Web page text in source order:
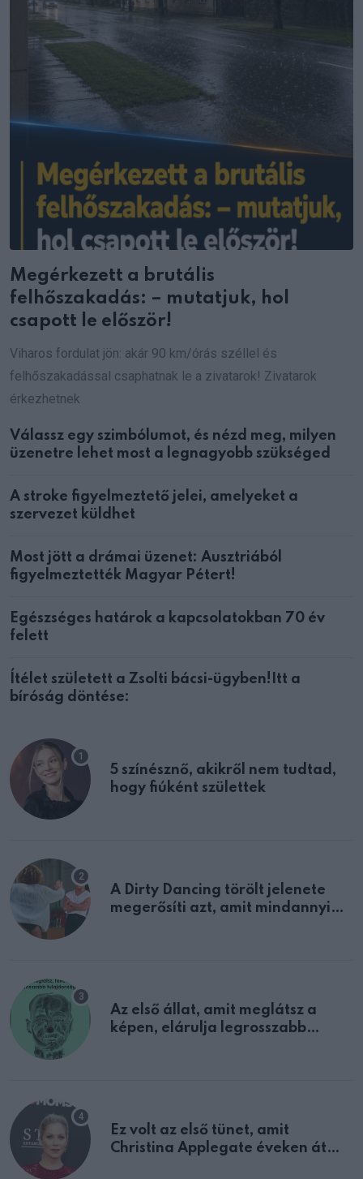
Megérkezett a brutális
felhőszakadás: – mutatjuk, hol
csapott le először!
Viharos fordulat jön: akár 90 km/órás széllel és
felhőszakadással csaphatnak le a zivatarok! Zivatarok
érkezhetnek
Válassz egy szimbólumot, és nézd meg, milyen
üzenetre lehet most a legnagyobb szükséged
A stroke figyelmeztető jelei, amelyeket a
szervezet küldhet
Most jött a drámai üzenet: Ausztriából
figyelmeztették Magyar Pétert!
Egészséges határok a kapcsolatokban 70 év
felett
Ítélet született a Zsolti bácsi-ügyben!Itt a
bíróság döntése:
5 színésznő, akikről nem tudtad,
hogy fiúként születtek
A Dirty Dancing törölt jelenete
megerősíti azt, amit mindannyian
Az első állat, amit meglátsz a
képen, elárulja legrosszabb
Ez volt az első tünet, amit
Christina Applegate éveken át